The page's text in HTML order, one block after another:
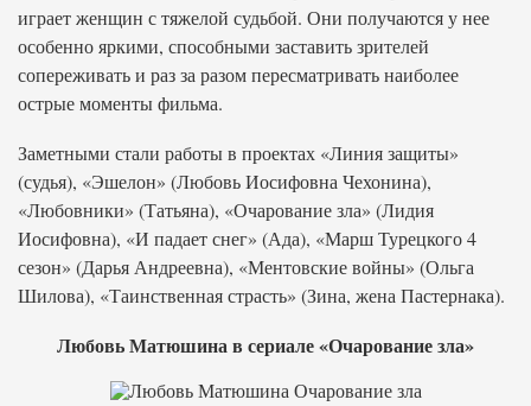
играет женщин с тяжелой судьбой. Они получаются у нее
особенно яркими, способными заставить зрителей
сопереживать и раз за разом пересматривать наиболее
острые моменты фильма.
Заметными стали работы в проектах «Линия защиты»
(судья), «Эшелон» (Любовь Иосифовна Чехонина),
«Любовники» (Татьяна), «Очарование зла» (Лидия
Иосифовна), «И падает снег» (Ада), «Марш Турецкого 4
сезон» (Дарья Андреевна), «Ментовские войны» (Ольга
Шилова), «Таинственная страсть» (Зина, жена Пастернака).
Любовь Матюшина в сериале «Очарование зла»